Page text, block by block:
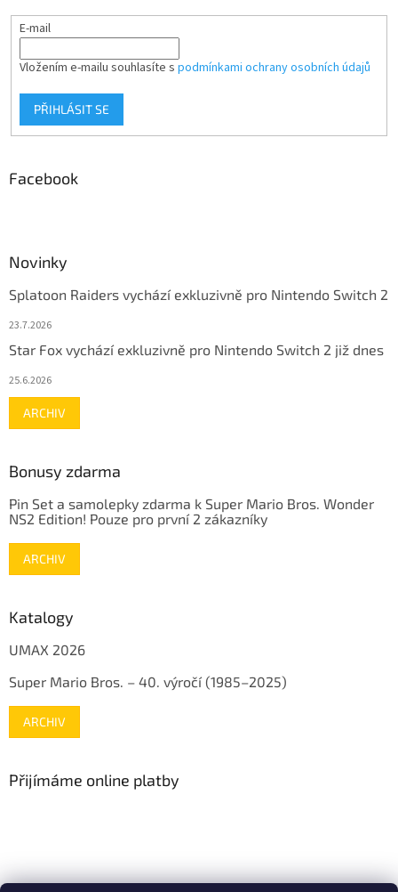
E-mail
Vložením e-mailu souhlasíte s podmínkami ochrany osobních údajů
PŘIHLÁSIT SE
Facebook
Novinky
Splatoon Raiders vychází exkluzivně pro Nintendo Switch 2
23.7.2026
Star Fox vychází exkluzivně pro Nintendo Switch 2 již dnes
25.6.2026
ARCHIV
Bonusy zdarma
Pin Set a samolepky zdarma k Super Mario Bros. Wonder
NS2 Edition! Pouze pro první 2 zákazníky
ARCHIV
Katalogy
UMAX 2026
Super Mario Bros. – 40. výročí (1985–2025)
ARCHIV
Přijímáme online platby